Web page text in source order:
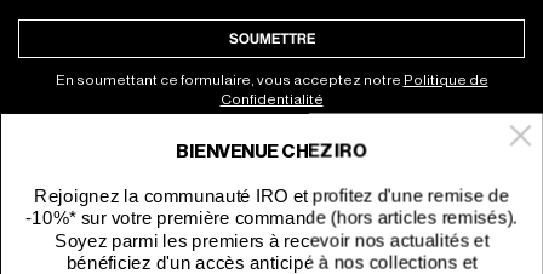
SOUMETTRE
En soumettant ce formulaire, vous acceptez notre Politique de
Confidentialité
Service clients
BIENVENUE CHEZ IRO
Rejoignez la communauté IRO et profitez d'une remise de
-10%* sur votre première commande (hors articles remisés).
Soyez parmi les premiers à recevoir nos actualités et
bénéficiez d'un accès anticipé à nos collections et